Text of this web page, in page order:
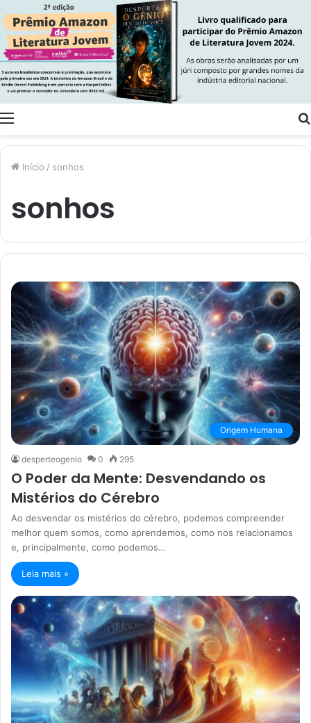
Menu
Início / sonhos
sonhos
Origem Humana
desperteogenio 0 295
O Poder da Mente: Desvendando os
Mistérios do Cérebro
Ao desvendar os mistérios do cérebro, podemos compreender
melhor quem somos, como aprendemos, como nos relacionamos
e, principalmente, como podemos…
Leia mais »